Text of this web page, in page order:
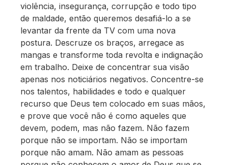
violência, insegurança, corrupção e todo tipo
de maldade, então queremos desafiá-lo a se
levantar da frente da TV com uma nova
postura. Descruze os braços, arregace as
mangas e transforme toda revolta e indignação
em trabalho. Deixe de concentrar sua visão
apenas nos noticiários negativos. Concentre-se
nos talentos, habilidades e todo e qualquer
recurso que Deus tem colocado em suas mãos,
e prove que você não é como aqueles que
devem, podem, mas não fazem. Não fazem
porque não se importam. Não se importam
porque não amam. Não amam as pessoas